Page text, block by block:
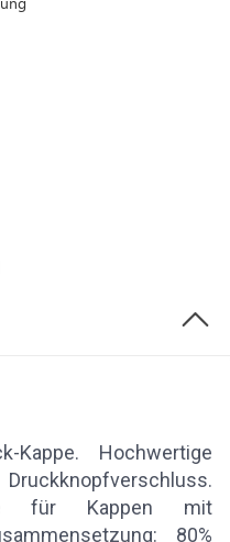
Kappe. Hochwertige
für Kappen mit
80%